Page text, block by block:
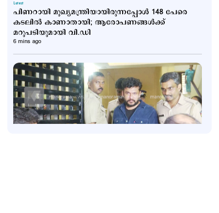
Latest
പിണറായി മുഖ്യമന്ത്രിയായിരുന്നപ്പോൾ 148 പേരെ
കടലിൽ കാണാതായി; ആരോപണങ്ങള്‍ക്ക്
മറുപടിയുമായി വി.ഡി
6 mins ago